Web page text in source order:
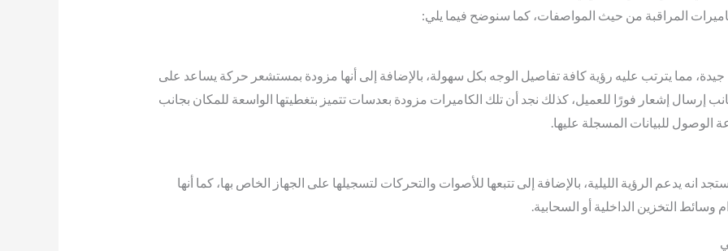
المراقبة من حيث المواصفات، كما سنوضح فيما يلي:
جيدة، مما يترتب عليه رؤية كافة تفاصيل الوجه بكل سهولة، بالإضافة إلى أنها مزودة بمستشعر حركة يساعد على
إرسال إشعار فورًا للعميل، كذلك نجد أن تلك الكاميرات مزودة بعدسات تتميز بتغطيتها الواسعة للمكان بجانب
للبيانات المسجلة عليها.
انه يدعم الرؤية الليلية، بالإضافة إلى تتبعها للأصوات والتحركات لتسجيلها على الجهاز الخاص بها، كما أنها
التخزين الداخلية أو السحابية.